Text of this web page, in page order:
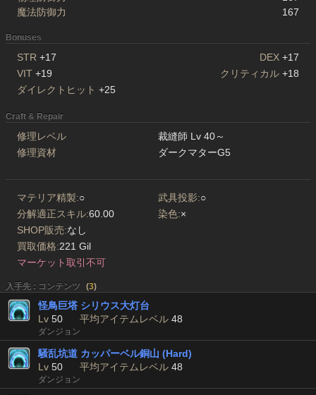
魔法防御力
167
Bonuses
STR +17 DEX +17
VIT +19 クリティカル +18
ダイレクトヒット +25
Craft & Repair
修理レベル
裁縫師 Lv 40～
修理資材
ダークマターG5
マテリア精製:○ 武具投影:○
分解適正スキル:60.00 染色:×
SHOP販売:なし
買取価格:221 Gil
マーケット取引不可
入手先 : コンテンツ (3)
怪鳥巨塔 シリウス大灯台
Lv 50 平均アイテムレベル 48
ダンジョン
騒乱坑道 カッパーベル銅山 (Hard)
Lv 50 平均アイテムレベル 48
ダンジョン